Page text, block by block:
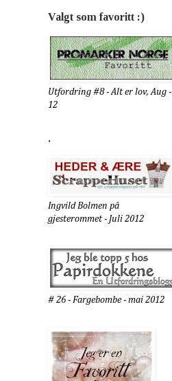
Valgt som favoritt :)
Utfordring #8 - Alt er lov, Aug -
12
.
Ingvild Bolmen på
gjesterommet - Juli 2012
# 26 - Fargebombe - mai 2012